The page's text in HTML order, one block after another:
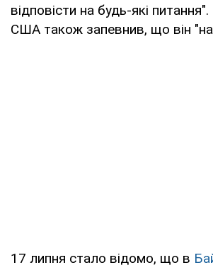
відповісти на будь-які
США також запевнив, що він "на
17 липня стало відомо, що в